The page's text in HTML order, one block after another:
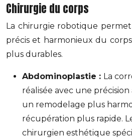
Chirurgie du corps
La chirurgie robotique
précis et harmonieux du
plus durables.
Abdominoplastie : La
réalisée avec une
un remodelage plus
récupération plus rapide.
chirurgien esthétique